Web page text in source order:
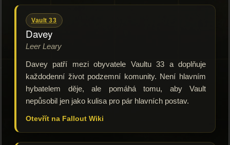
Davey
Leer Leary
Vault 33
Davey patří mezi obyvatele Vaultu 33 a doplňuje
každodenní život podzemní komunity. Není hlavním
hybatelem děje, ale pomáhá tomu, aby Vault
nepůsobil jen jako kulisa pro pár hlavních postav.
Otevřít na Fallout Wiki